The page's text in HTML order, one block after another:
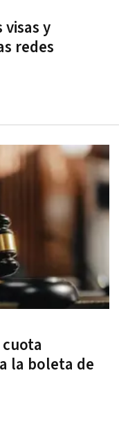
visas y
redes
la boleta de